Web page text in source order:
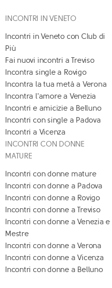
INCONTRI IN VENETO
Incontri in Veneto con Club di
Più
Fai nuovi incontri a Treviso
Incontra single a Rovigo
Incontra la tua metà a Verona
Incontra l'amore a Venezia
Incontri e amicizie a Belluno
Incontri con single a Padova
Incontri a Vicenza
INCONTRI CON DONNE
MATURE
Incontri con donne mature
Incontri con donne a Padova
Incontri con donne a Rovigo
Incontri con donne a Treviso
Incontri con donne a Venezia e
Mestre
Incontri con donne a Verona
Incontri con donne a Vicenza
Incontri con donne a Belluno